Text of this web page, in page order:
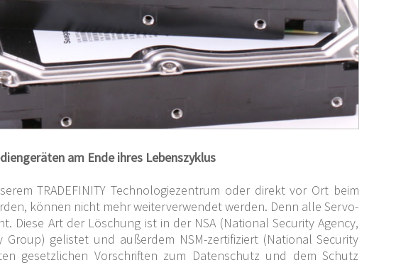
am Ende ihres Lebenszyklus
TRADEFINITY Technologiezentrum oder direkt vor Ort beim
können nicht mehr weiterverwendet werden. Denn alle Servo-
Art der Löschung ist in der NSA (National Security Agency,
Group) gelistet und außerdem NSM-zertifiziert (National Security
gesetzlichen Vorschriften zum Datenschutz und dem Schutz